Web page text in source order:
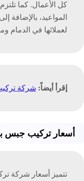
كل الأعمال. كما
المواعيد، بالإضافة
لعملائها في الدمام
إقرأ أيضاً: شركة
أسعار تركيب جبس
تتميز أسعار شركة